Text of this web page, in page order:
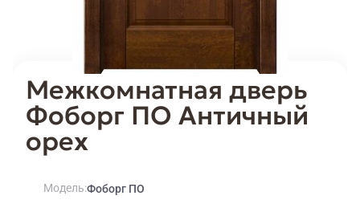
Межкомнатная дверь
Фоборг ПО Античный
орех
Модель Фоборг ПО